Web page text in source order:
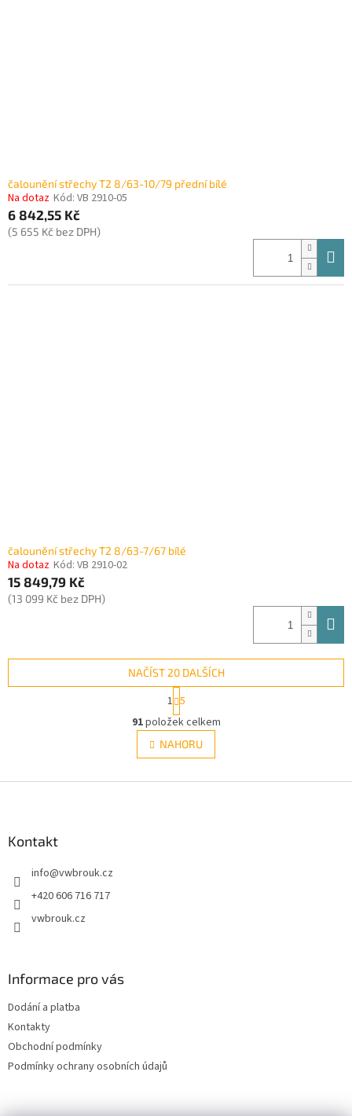
čalounění střechy T2 8/63-10/79 přední bílé
Na dotaz Kód: VB 2910-05
6 842,55 Kč
(5 655 Kč bez DPH)
čalounění střechy T2 8/63-7/67 bílé
Na dotaz Kód: VB 2910-02
15 849,79 Kč
(13 099 Kč bez DPH)
O
v
l
á
NAČÍST 20 DALŠÍCH
t
r
á
n
k
v
1 5
91položek celkem
NAHORU
Kontakt
info@vwbrouk.cz
+420 606 716 717
vwbrouk.cz
Informace pro vás
Dodání a platba
Kontakty
Obchodní podmínky
Podmínky ochrany osobních údajů